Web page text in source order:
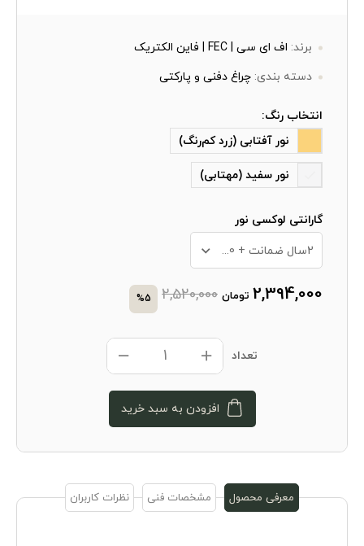
برند: اف ای سی | FEC | فاین الکتریک
دسته بندی: چراغ دفنی و پارکتی
انتخاب رنگ:
نور آفتابی (زرد کم‌رنگ)
نور سفید (مهتابی)
گارانتی لوکسی نور
2سال ضمانت + 10 سال خدمات پس از فروش
2,394,000 تومان 2,520,000
%5
تعداد
افزودن به سبد خرید
معرفی محصول مشخصات فنی نظرات کاربران